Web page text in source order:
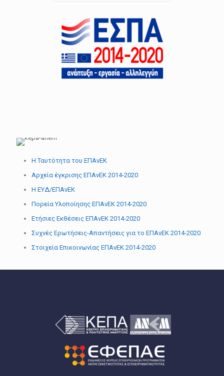
Η Ταυτότητα του ΕΠΑνΕΚ
Αρχεία έγκρισης ΕΠΑνΕΚ 2014-2020
H EYΔ/ΕΠΑνΕΚ
Πορεία Υλοποίησης ΕΠΑνΕΚ 2014-2020
Ετήσιες Εκθέσεις ΕΠΑνΕΚ 2014-2020
Συχνές Ερωτήσεις-Απαντήσεις για το ΕΠΑνΕΚ 2014-2020
Στοιχεία Επικοινωνίας ΕΠΑνΕΚ 2014-2020